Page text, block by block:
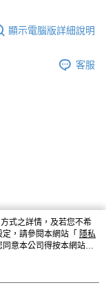
顯示電腦版詳細說明
客服
式之詳情，及若您不希
，請參閱本網站「 隱私
意本公司得按本網站使